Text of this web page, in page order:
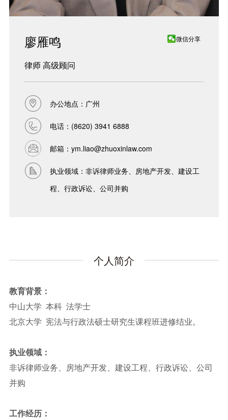
廖雁鸣 微信分享
律师 高级顾问
办公地点：广州
电话： (8620) 3941 6888
邮箱： ym.liao@zhuoxinlaw.com
执业领域：非诉律师业务、房地产开发、建设工
程、行政诉讼、公司并购
个人简介
教育背景：
中山大学 本科 法学士
北京大学 宪法与行政法硕士研究生课程班进修结业。
执业领域：
非诉律师业务、房地产开发、建设工程、行政诉讼、公司
并购
工作经历：